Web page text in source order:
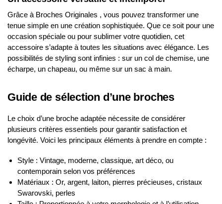
Grâce à Broches Originales , vous pouvez transformer une
tenue simple en une création sophistiquée. Que ce soit pour une
occasion spéciale ou pour sublimer votre quotidien, cet
accessoire s’adapte à toutes les situations avec élégance. Les
possibilités de styling sont infinies : sur un col de chemise, une
écharpe, un chapeau, ou même sur un sac à main.
Guide de sélection d’une broches
Le choix d’une broche adaptée nécessite de considérer
plusieurs critères essentiels pour garantir satisfaction et
longévité. Voici les principaux éléments à prendre en compte :
Style : Vintage, moderne, classique, art déco, ou
contemporain selon vos préférences
Matériaux : Or, argent, laiton, pierres précieuses, cristaux
Swarovski, perles